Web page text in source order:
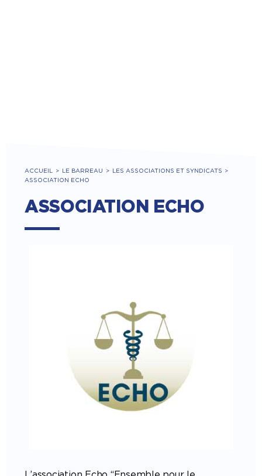
ACCUEIL LE BARREAU
LES ASSOCIATIONS ET SYNDICATS
ASSOCIATION ECHO
ASSOCIATION ECHO